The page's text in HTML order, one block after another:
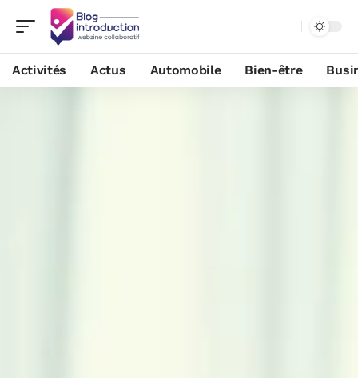
Activités Actus Automobile Bien-être